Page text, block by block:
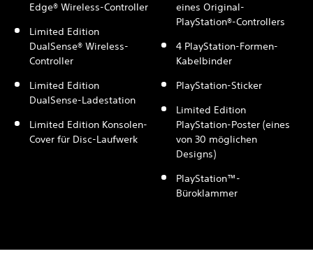
Edge® Wireless-Controller
Limited Edition
DualSense® Wireless-
Controller
Limited Edition
DualSense-Ladestation
Limited Edition Konsolen-
Cover für Disc-Laufwerk
eines Original-
PlayStation®-Controllers
4 PlayStation-Formen-
Kabelbinder
PlayStation-Sticker
Limited Edition
PlayStation-Poster (eines
von 30 möglichen
Designs)
PlayStation™-
Büroklammer